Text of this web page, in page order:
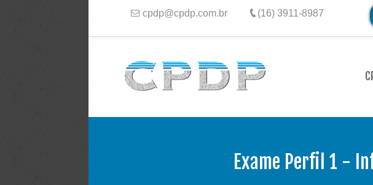
cpdp@cpdp.com.br (16) 3911-8987
Exame Perfil 1 -